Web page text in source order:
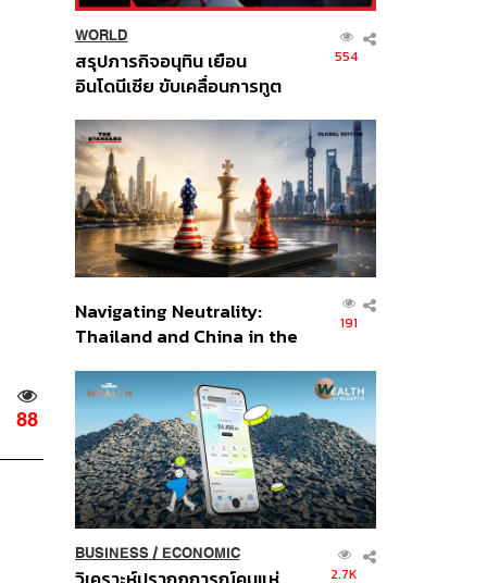
88
WORLD
สรุปภารกิจอนุทิน เยือน
อินโดนีเซีย ขับเคลื่อนการทูต
ส่วนยุทธศาสตร์ไทย –
อินโดนีเซีย
554
Navigating Neutrality:
Thailand and China in the
Order
191
BUSINESS/ ECONOMIC
2.7K